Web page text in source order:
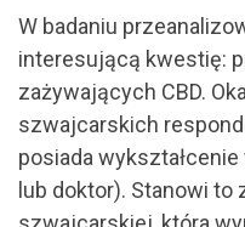
W badaniu
interesującą kwestię:
zażywających CBD.
szwajcarskich
posiada
lub doktor). Stanowi to